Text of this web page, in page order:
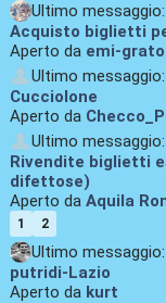
Ultimo messaggio:
Acquisto biglietti
Aperto da emi-grato
Ultimo messaggio:
Cucciolone
Aperto da
Ultimo messaggio:
Rivendite biglietti
difettose)
Aperto da Aquila
1 2
Ultimo messaggio:
putridi-Lazio
Aperto da kurt